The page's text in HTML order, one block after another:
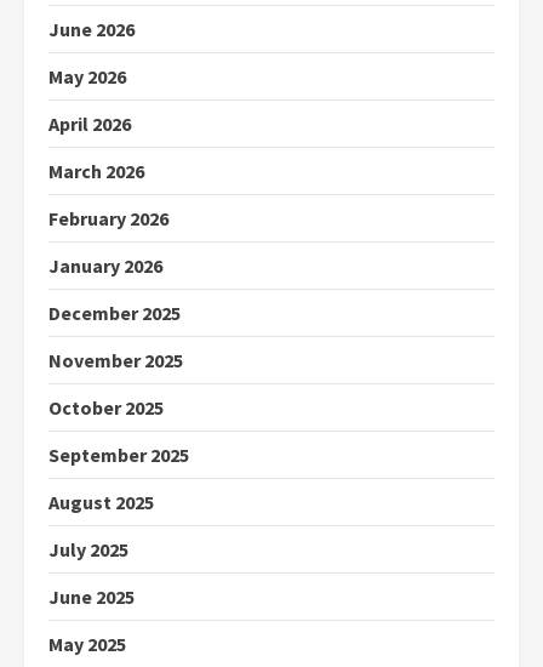
June 2026
May 2026
April 2026
March 2026
February 2026
January 2026
December 2025
November 2025
October 2025
September 2025
August 2025
July 2025
June 2025
May 2025